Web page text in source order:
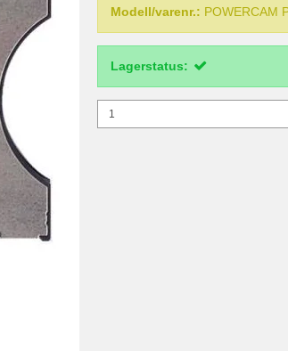
Modell/varenr.: POWERCAM
Lagerstatus: